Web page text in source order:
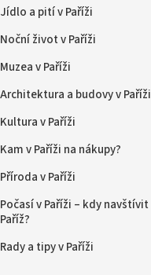
Jídlo a pití v Paříži
Noční život v Paříži
Muzea v Paříži
Architektura a budovy v Paříži
Kultura v Paříži
Kam v Paříži na nákupy?
Příroda v Paříži
Počasí v Paříži – kdy navštívit
Paříž?
Rady a tipy v Paříži